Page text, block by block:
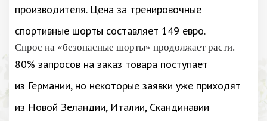
производителя. Цена за тренировочные
спортивные шорты составляет 149 евро.
Спрос на «безопасные шорты» продолжает расти.
80% запросов на заказ товара поступает
из Германии, но некоторые заявки уже приходят
из Новой Зеландии, Италии, Скандинавии